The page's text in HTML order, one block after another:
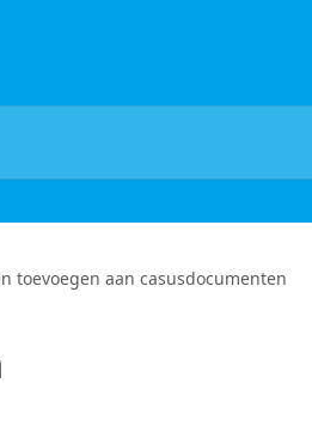
toevoegen aan casusdocumenten